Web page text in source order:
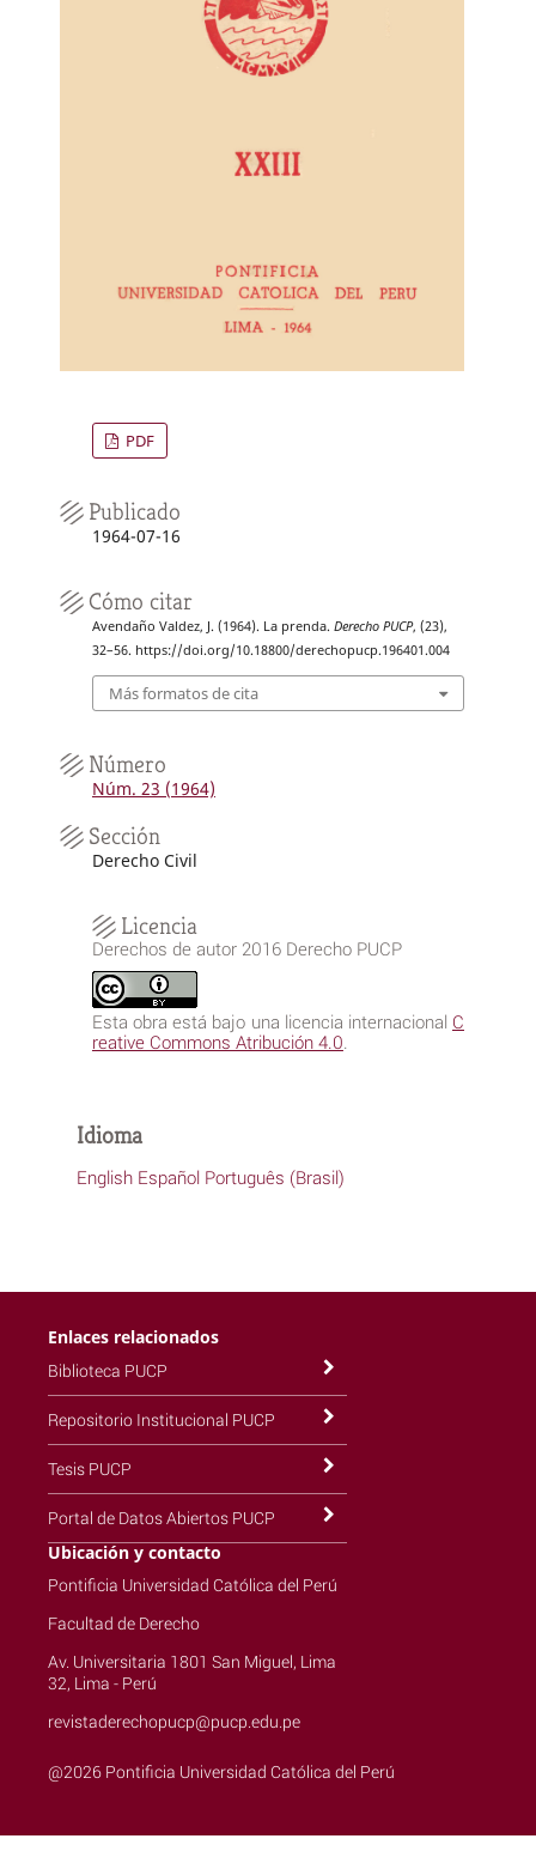
PDF
Publicado
1964-07-16
Cómo citar
Avendaño Valdez, J. (1964). La prenda. Derecho PUCP, (23),
32–56. https://doi.org/10.18800/derechopucp.196401.004
Más formatos de cita
Número
Núm. 23 (1964)
Sección
Derecho Civil
Licencia
Derechos de autor 2016 Derecho PUCP
Esta obra está bajo una licencia internacional C
reative Commons Atribución 4.0
Idioma
English Español Português (Brasil)
Enlaces relacionados
Biblioteca PUCP
Repositorio Institucional PUCP
Tesis PUCP
Portal de Datos Abiertos PUCP
Ubicación y contacto
Pontificia Universidad Católica del Perú
Facultad de Derecho
Av. Universitaria 1801 San Miguel, Lima
32, Lima - Perú
revistaderechopucp@pucp.edu.pe
@2026 Pontificia Universidad Católica del Perú